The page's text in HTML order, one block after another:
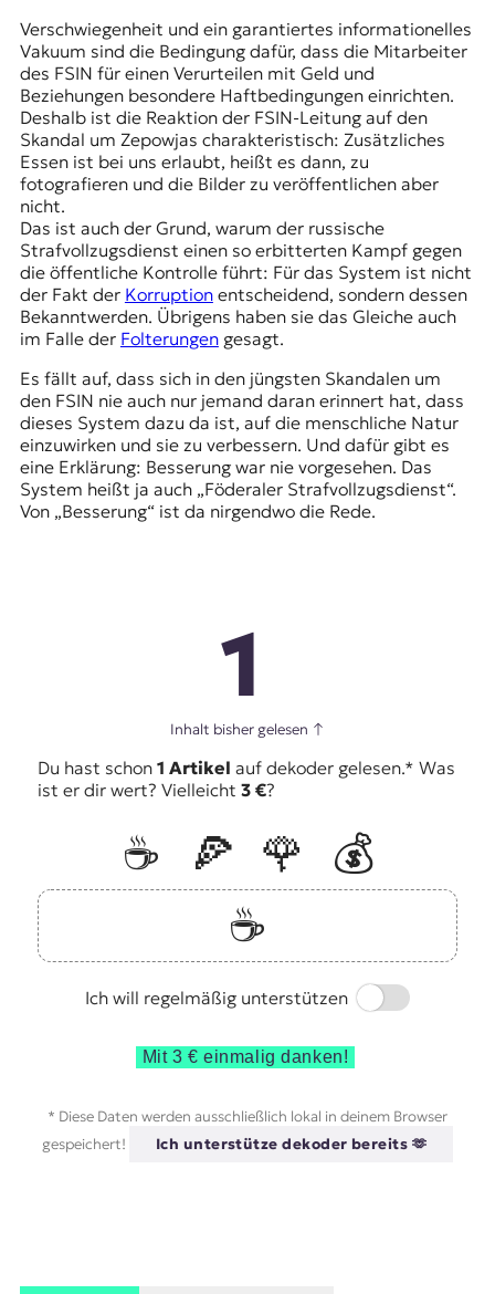
Verschwiegenheit und ein garantiertes informationelles
Vakuum sind die Bedingung dafür, dass die Mitarbeiter
des FSIN für einen Verurteilen mit Geld und
Beziehungen besondere Haftbedingungen einrichten.
Deshalb ist die Reaktion der FSIN-Leitung auf den
Skandal um Zepowjas charakteristisch: Zusätzliches
Essen ist bei uns erlaubt, heißt es dann, zu
fotografieren und die Bilder zu veröffentlichen aber
nicht.
Das ist auch der Grund, warum der russische
Strafvollzugsdienst einen so erbitterten Kampf gegen
die öffentliche Kontrolle führt: Für das System ist nicht
der Fakt der Korruptionentscheidend, sondern dessen
Bekanntwerden. Übrigens haben sie das Gleiche auch
im Falle der Folterungengesagt.
Es fällt auf, dass sich in den jüngsten Skandalen um
den FSIN nie auch nur jemand daran erinnert hat, dass
dieses System dazu da ist, auf die menschliche Natur
einzuwirken und sie zu verbessern. Und dafür gibt es
eine Erklärung: Besserung war nie vorgesehen. Das
System heißt ja auch „Föderaler Strafvollzugsdienst“.
Von „Besserung“ ist da nirgendwo die Rede.
1
Inhalt bisher gelesen ↑
Du hast schon 1 Artikel auf dekoder gelesen.* Was
ist er dir wert? Vielleicht 3 €?
☕️ 🍕 🌹
💰
☕️
Ich will regelmäßig unterstützen
Switch
Mit 3 € einmalig danken!
* Diese Daten werden ausschließlich lokal in deinem Browser
gespeichert!
Ich unterstütze dekoder bereits 🫶